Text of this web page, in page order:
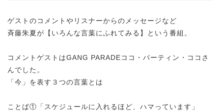
ゲストのコメントやリスナーからのメッセージなど
斉藤朱夏が【いろんな言葉にふれてみる】という番組。
コメントゲストはGANG PARADEココ・パーティン・ココさ
んでした。
「今」を表す３つの言葉とは
ことば①「スケジュールに入れるほど、ハマっています」